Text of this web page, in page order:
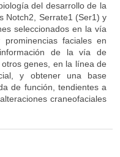
del desarrollo de la
Notch2, Serrate1 (Ser1) y
seleccionados en la vía
faciales en
de la vía de
genes, en la línea de
y obtener una base
de función, tendientes a
craneofaciales